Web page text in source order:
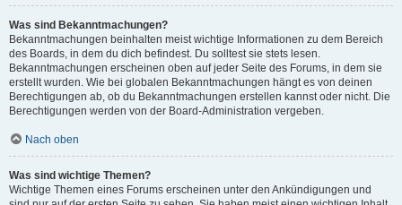
Was sind Bekanntmachungen?
Bekanntmachungen beinhalten meist wichtige Informationen zu dem Bereich
des Boards, in dem du dich befindest. Du solltest sie stets lesen.
Bekanntmachungen erscheinen oben auf jeder Seite des Forums, in dem sie
erstellt wurden. Wie bei globalen Bekanntmachungen hängt es von deinen
Berechtigungen ab, ob du Bekanntmachungen erstellen kannst oder nicht. Die
Berechtigungen werden von der Board-Administration vergeben.
Nach oben
Was sind wichtige Themen?
Wichtige Themen eines Forums erscheinen unter den Ankündigungen und